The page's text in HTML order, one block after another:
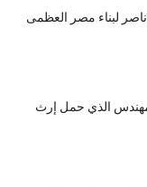
ناصر لبناء مصر العظمى
الذي حمل إرث